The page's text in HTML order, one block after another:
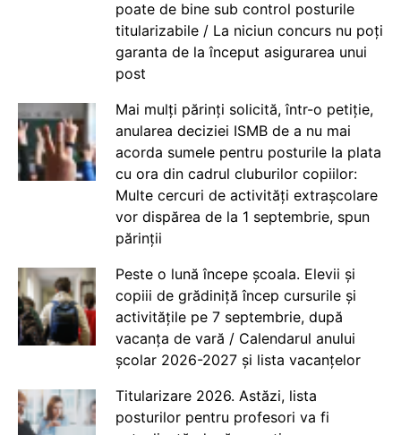
poate de bine sub control posturile
titularizabile / La niciun concurs nu poți
garanta de la început asigurarea unui
post
Mai mulți părinți solicită, într-o petiție,
anularea deciziei ISMB de a nu mai
acorda sumele pentru posturile la plata
cu ora din cadrul cluburilor copiilor:
Multe cercuri de activități extrașcolare
vor dispărea de la 1 septembrie, spun
părinții
Peste o lună începe școala. Elevii și
copiii de grădiniță încep cursurile și
activitățile pe 7 septembrie, după
vacanța de vară / Calendarul anului
școlar 2026-2027 și lista vacanțelor
Titularizare 2026. Astăzi, lista
posturilor pentru profesori va fi